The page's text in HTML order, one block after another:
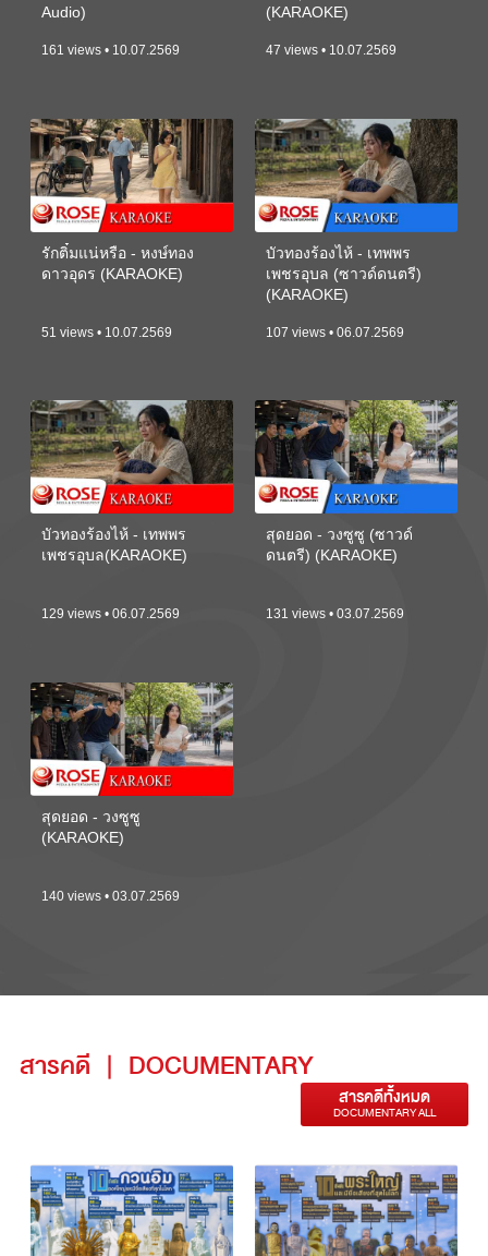
Audio)
161 views • 10.07.2569
(KARAOKE)
47 views • 10.07.2569
รักติ๋มแน่หรือ - หงษ์ทอง
ดาวอุดร (KARAOKE)
51 views • 10.07.2569
บัวทองร้องไห้ - เทพพร
เพชรอุบล (ซาวด์ดนตรี)
(KARAOKE)
107 views • 06.07.2569
บัวทองร้องไห้ - เทพพร
เพชรอุบล(KARAOKE)
129 views • 06.07.2569
สุดยอด - วงซูซู (ซาวด์
ดนตรี) (KARAOKE)
131 views • 03.07.2569
สุดยอด - วงซูซู
(KARAOKE)
140 views • 03.07.2569
สารคดี | DOCUMENTARY
สารคดีทั้งหมด
DOCUMENTARY ALL